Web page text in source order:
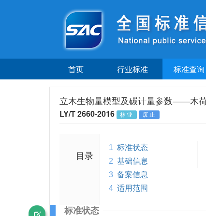
首页 行业标准 标准查询
立木生物量模型及碳计量参数——木
LY/T 2660-2016 林业 废止
目录
1 标准状态
2 基础信息
3 备案信息
4 适用范围
标准状态